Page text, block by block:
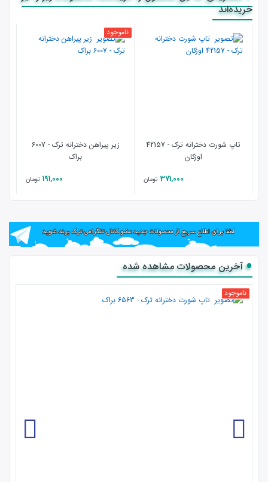
خریده‌اند
تاپ شورت دخترانه ترک - 42157
اوزکان
371,000 تومان
ناموجود
زیر پیراهن دخترانه ترک - 6007
براک
191,000 تومان
آخرین محصولات مشاهده شده
ناموجود